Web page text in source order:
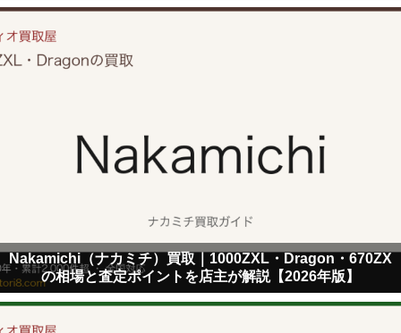
Nakamichi（ナカミチ）買取｜1000ZXL・Dragon・670ZX
の相場と査定ポイントを店主が解説【2026年版】